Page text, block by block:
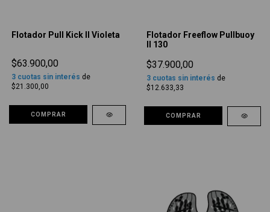
Flotador Pull Kick II Violeta
$63.900,00
3 cuotas sin interés de
$21.300,00
COMPRAR
Flotador Freeflow Pullbuoy
II 130
$37.900,00
3 cuotas sin interés de
$12.633,33
COMPRAR